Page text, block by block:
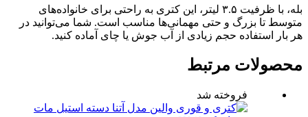
بله، با ظرفیت ۳.۵ لیتر، این کتری به راحتی برای خانواده‌های
متوسط تا بزرگ و حتی مهمانی‌ها مناسب است. شما می‌توانید در
هر بار استفاده حجم زیادی از آب جوش یا چای آماده کنید.
محصولات مرتبط
فروخته شد